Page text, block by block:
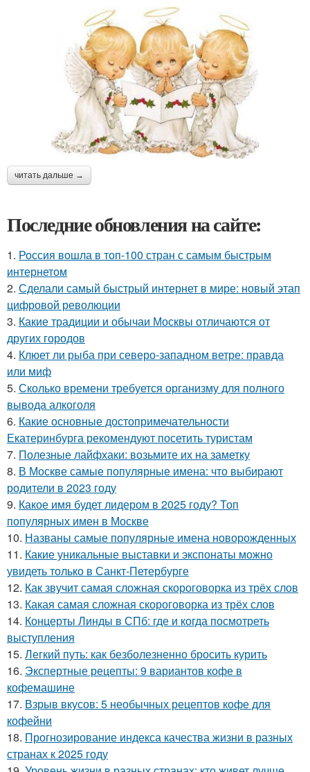
читать дальше →
Последние обновления на сайте:
1. Россия вошла в топ-100 стран с самым быстрым
интернетом
2. Сделали самый быстрый интернет в мире: новый этап
цифровой революции
3. Какие традиции и обычаи Москвы отличаются от
других городов
4. Клюет ли рыба при северо-западном ветре: правда
или миф
5. Сколько времени требуется организму для полного
вывода алкоголя
6. Какие основные достопримечательности
Екатеринбурга рекомендуют посетить туристам
7. Полезные лайфхаки: возьмите их на заметку
8. В Москве самые популярные имена: что выбирают
родители в 2023 году
9. Какое имя будет лидером в 2025 году? Топ
популярных имен в Москве
10. Названы самые популярные имена новорожденных
11. Какие уникальные выставки и экспонаты можно
увидеть только в Санкт-Петербурге
12. Как звучит самая сложная скороговорка из трёх слов
13. Какая самая сложная скороговорка из трёх слов
14. Концерты Линды в СПб: где и когда посмотреть
выступления
15. Легкий путь: как безболезненно бросить курить
16. Экспертные рецепты: 9 вариантов кофе в
кофемашине
17. Взрыв вкусов: 5 необычных рецептов кофе для
кофейни
18. Прогнозирование индекса качества жизни в разных
странах к 2025 году